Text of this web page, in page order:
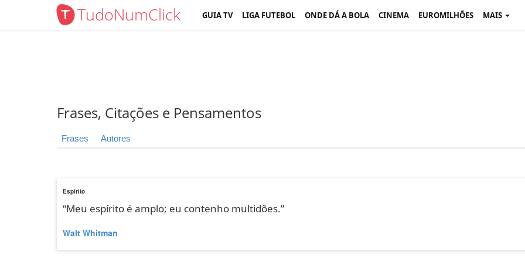
TudoNumClick GUIA TV LIGA FUTEBOL ONDE DÁ A BOLA CINEMA EUROMILHÕES MAIS
Frases, Citações e Pensamentos
Frases Autores
Espírito
“Meu espírito é amplo; eu contenho multidões.”
Walt Whitman